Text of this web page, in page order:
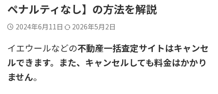
ペナルティなし】の方法を解説
2024年6月11日 2026年5月2日
イエウールなどの不動産一括査定サイトはキャンセ
ルできます。また、キャンセルしても料金はかかり
ません。